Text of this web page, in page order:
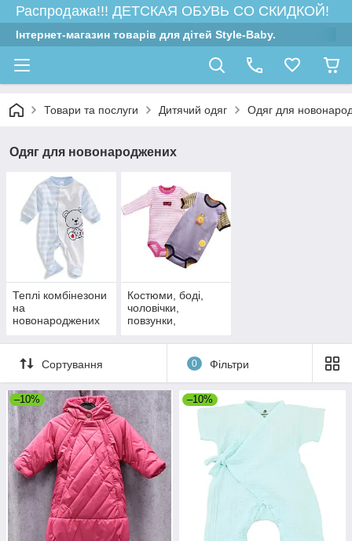
Распродажа!!! ДЕТСКАЯ ОБУВЬ СО СКИДКОЙ!
Інтернет-магазин товарів для дітей Style-Baby.
Товари та послуги Дитячий одяг Одяг для
Одяг для новонароджених
Теплі комбінезони
на
новонароджених
Костюми, боді,
чоловічки,
повзунки,
новонароджених
Сортування
0 Фільтри
–10% –10%